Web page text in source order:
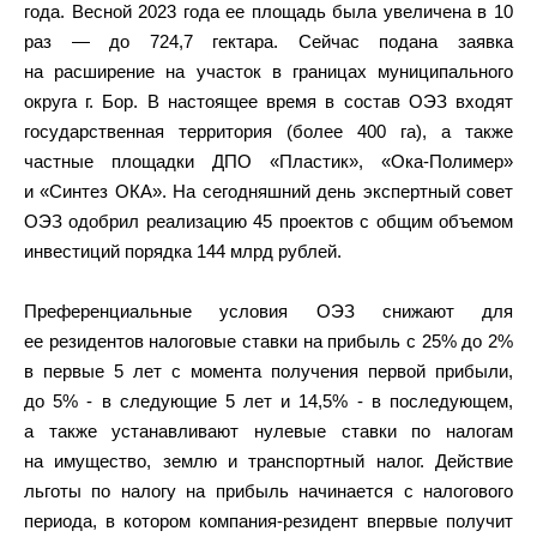
года. Весной 2023 года ее площадь была увеличена в 10
раз — до 724,7 гектара. Сейчас подана заявка
на расширение на участок в границах муниципального
округа г. Бор. В настоящее время в состав ОЭЗ входят
государственная территория (более 400 га), а также
частные площадки ДПО «Пластик», «Ока-Полимер»
и «Синтез ОКА». На сегодняшний день экспертный совет
ОЭЗ одобрил реализацию 45 проектов с общим объемом
инвестиций порядка 144 млрд рублей.
Преференциальные условия ОЭЗ снижают для
ее резидентов налоговые ставки на прибыль с 25% до 2%
в первые 5 лет с момента получения первой прибыли,
до 5% - в следующие 5 лет и 14,5% - в последующем,
а также устанавливают нулевые ставки по налогам
на имущество, землю и транспортный налог. Действие
льготы по налогу на прибыль начинается с налогового
периода, в котором компания-резидент впервые получит